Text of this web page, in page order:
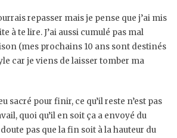
repasser mais je pense que j’ai mis
à te lire. J’ai aussi cumulé pas mal
(mes prochains 10 ans sont destinés
car je viens de laisser tomber ma
sacré pour finir, ce qu’il reste n’est pas
quoi qu’il en soit ça a envoyé du
pas que la fin soit à la hauteur du